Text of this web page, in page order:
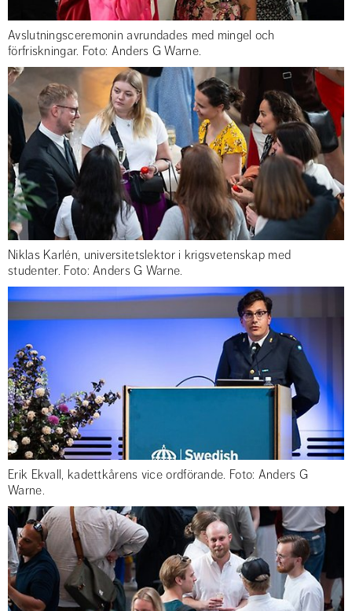
Avslutningsceremonin avrundades med mingel och
förfriskningar. Foto: Anders G Warne.
Niklas Karlén, universitetslektor i krigsvetenskap med
studenter. Foto: Anders G Warne.
Erik Ekvall, kadettkårens vice ordförande. Foto: Anders G
Warne.